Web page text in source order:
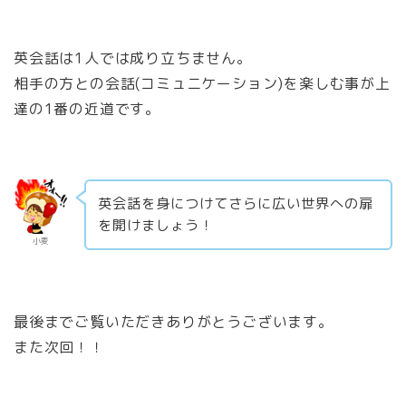
英会話は1人では成り立ちません。
相手の方との会話(コミュニケーション)を楽しむ事が上
達の1番の近道です。
小麦
英会話を身につけてさらに広い世界への扉
を開けましょう！
最後までご覧いただきありがとうございます。
また次回！！